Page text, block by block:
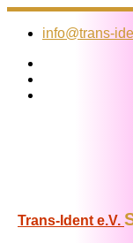
Zum
Inhalt
info@trans-
Trans-Ident e.V.